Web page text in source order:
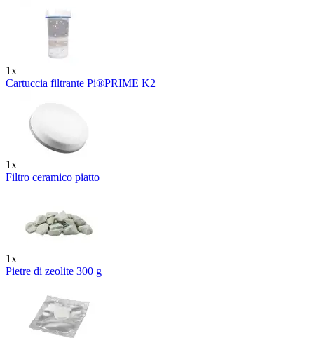
1x
Cartuccia filtrante Pi®PRIME K2
1x
Filtro ceramico piatto
1x
Pietre di zeolite 300 g